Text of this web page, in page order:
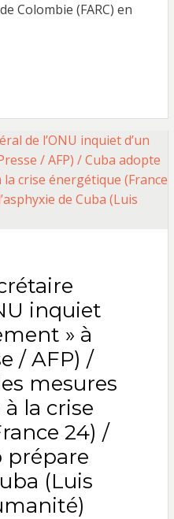
Colombie (FARC) en
inquiet
» à
/ AFP) /
mesures
à la crise
24) /
prépare
(Luis